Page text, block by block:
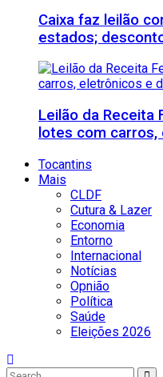
Caixa faz leilão
estados;
Leilão da Receita
lotes com
Tocantins
Mais
CLDF
Cutura & Lazer
Economia
Entorno
Internacional
Notícias
Opnião
Política
Saúde
Eleições 2026